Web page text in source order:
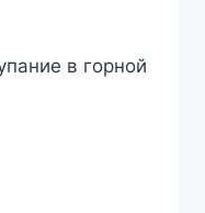
в горной